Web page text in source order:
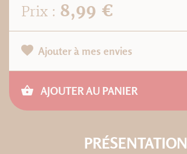
Prix : 8,99 €
Ajouter à mes envies
AJOUTER AU PANIER
PRÉSENTATION